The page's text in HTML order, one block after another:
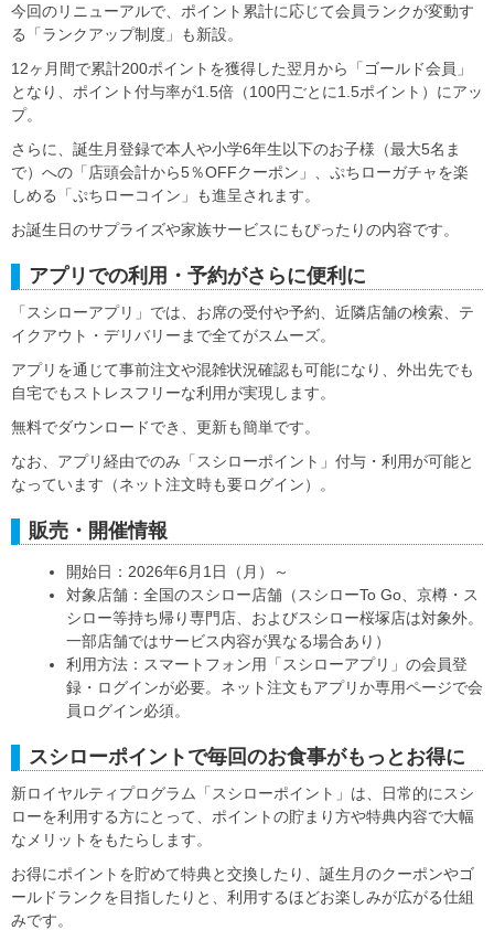
今回のリニューアルで、ポイント累計に応じて会員ランクが変動す
る「ランクアップ制度」も新設。
12ヶ月間で累計200ポイントを獲得した翌月から「ゴールド会員」
となり、ポイント付与率が1.5倍（100円ごとに1.5ポイント）にアッ
プ。
さらに、誕生月登録で本人や小学6年生以下のお子様（最大5名ま
で）への「店頭会計から5％OFFクーポン」、ぷちローガチャを楽
しめる「ぷちローコイン」も進呈されます。
お誕生日のサプライズや家族サービスにもぴったりの内容です。
アプリでの利用・予約がさらに便利に
「スシローアプリ」では、お席の受付や予約、近隣店舗の検索、テ
イクアウト・デリバリーまで全てがスムーズ。
アプリを通じて事前注文や混雑状況確認も可能になり、外出先でも
自宅でもストレスフリーな利用が実現します。
無料でダウンロードでき、更新も簡単です。
なお、アプリ経由でのみ「スシローポイント」付与・利用が可能と
なっています（ネット注文時も要ログイン）。
販売・開催情報
開始日：2026年6月1日（月）～
対象店舗：全国のスシロー店舗（スシローTo Go、京樽・ス
シロー等持ち帰り専門店、およびスシロー桜塚店は対象外。
一部店舗ではサービス内容が異なる場合あり）
利用方法：スマートフォン用「スシローアプリ」の会員登
録・ログインが必要。ネット注文もアプリか専用ページで会
員ログイン必須。
スシローポイントで毎回のお食事がもっとお得に
新ロイヤルティプログラム「スシローポイント」は、日常的にスシ
ローを利用する方にとって、ポイントの貯まり方や特典内容で大幅
なメリットをもたらします。
お得にポイントを貯めて特典と交換したり、誕生月のクーポンやゴ
ールドランクを目指したりと、利用するほどお楽しみが広がる仕組
みです。